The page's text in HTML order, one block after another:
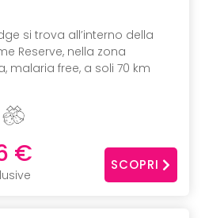
si trova all’interno della
Reserve, nella zona
malaria free, a soli 70 km
€ SCOPRI